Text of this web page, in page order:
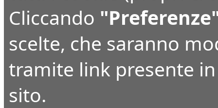
Cliccando
scelte, che saranno
tramite link presente
sito.